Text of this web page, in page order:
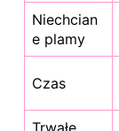
Niechcian
e plamy
Czas
Trwałe